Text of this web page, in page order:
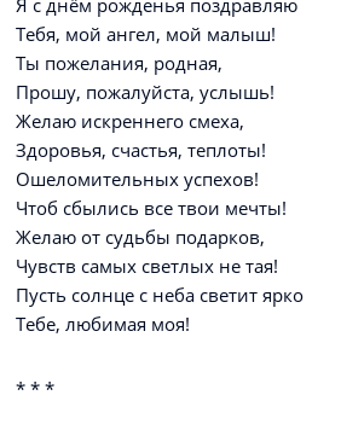
Я с днём рожденья поздравляю
Тебя, мой ангел, мой малыш!
Ты пожелания, родная,
Прошу, пожалуйста, услышь!
Желаю искреннего смеха,
Здоровья, счастья, теплоты!
Ошеломительных успехов!
Чтоб сбылись все твои мечты!
Желаю от судьбы подарков,
Чувств самых светлых не тая!
Пусть солнце с неба светит ярко
Тебе, любимая моя!
* * *